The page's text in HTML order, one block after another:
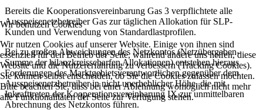
Bereits die Kooperationsvereinbarung Gas 3 verpflichtete alle
Ausspeisenetzbetreiber Gas zur täglichen Allokation für SLP-
Kunden und Verwendung von Standardlastprofilen.
Bei zu großen Abweichungen des Netzkontos (Netzübergaben-
Summe der bilanzkreisscharfen Allokationen) entstehen hieraus
Forderungen des Marktgebietsverantwortlichen gegenüber dem
Ausspeisenetzbetreiber in nicht unerheblicher Höhe, die mit
Inkrafttreten der Kooperationsvereinbarung IX zur unmittelbaren
Abrechnung des Netzkontos führen.
Wir benutzen Cookies
Wir nutzen Cookies auf unserer Website. Einige von ihnen sind
essenziell für den Betrieb der Seite, während andere uns helfen, diese
Website und die Nutzererfahrung zu verbessern (Tracking Cookies).
Sie können selbst entscheiden, ob Sie die Cookies zulassen möchten.
Bitte beachten Sie, dass bei einer Ablehnung womöglich nicht mehr
alle Funktionalitäten der Seite zur Verfügung stehen.